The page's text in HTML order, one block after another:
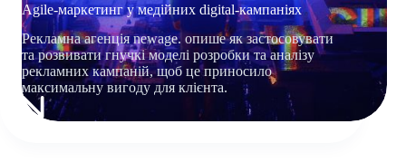
Agile-маркетинг у медійних digital-кампаніях
Рекламна агенція newage. опише як застосовувати
та розвивати гнучкі моделі розробки та аналізу
рекламних кампаній, щоб це приносило
максимальну вигоду для клієнта.
AGILE-